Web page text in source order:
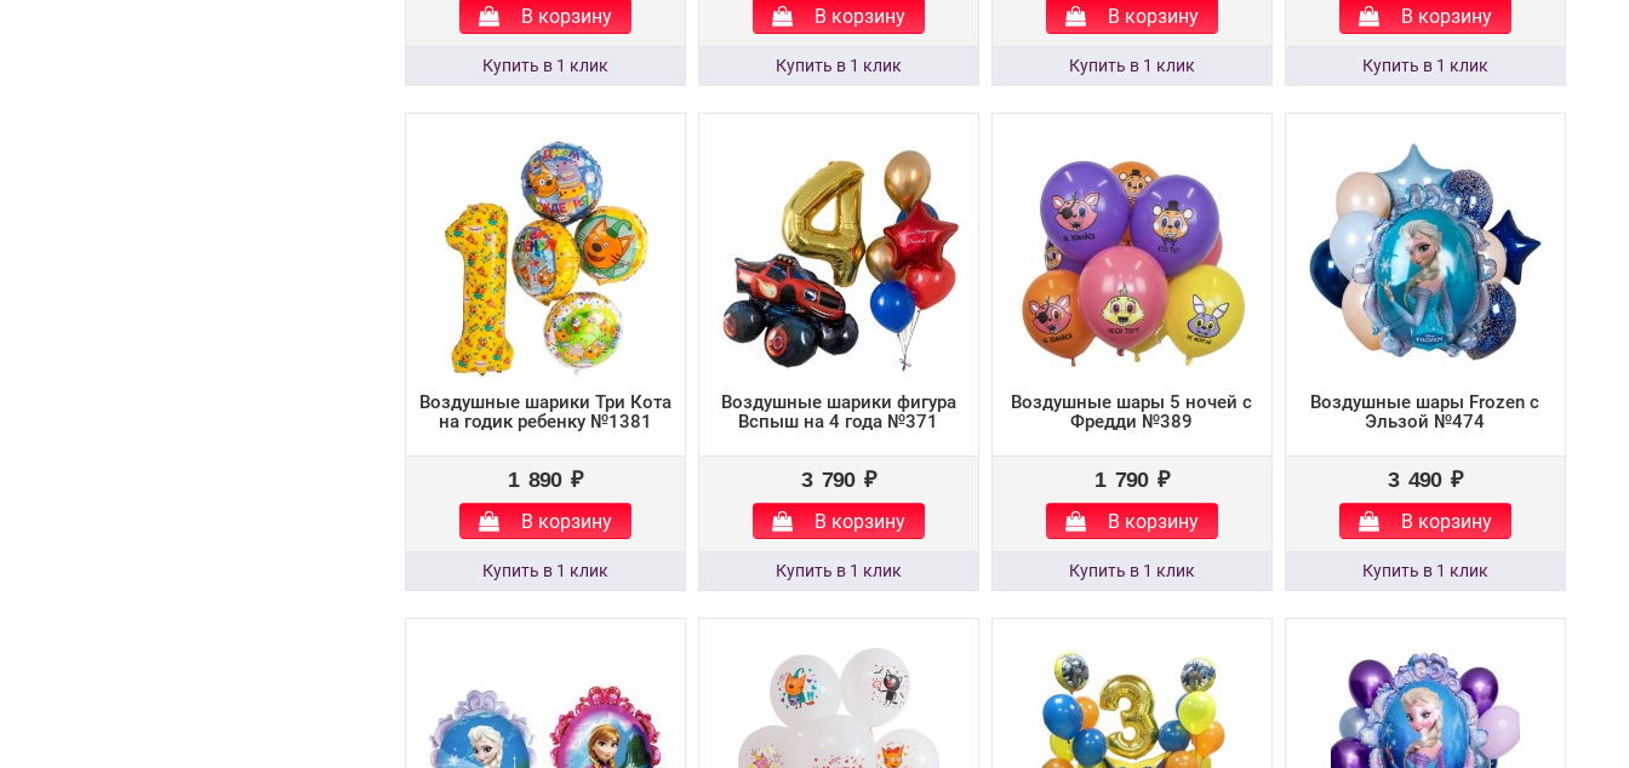
В корзину В корзину В корзину В корзину
Воздушные шарики Три Кота
на годик ребенку №1381
1 890 ₽
В корзину
Воздушные шарики фигура
Вспыш на 4 года №371
3 790 ₽
В корзину
Воздушные шары 5 ночей с
Фредди №389
1 790 ₽
В корзину
Воздушные шары Frozen с
Эльзой №474
3 490 ₽
В корзину